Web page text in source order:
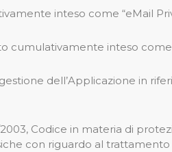
inteso come “eMail
cumulativamente inteso come
dell’Applicazione in
Codice in materia di
con riguardo al